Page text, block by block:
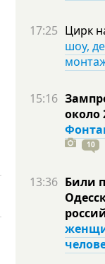
17:25 Цирк
шоу,
15:16
около
10
13:36 Били